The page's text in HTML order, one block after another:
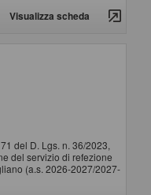
Visualizza scheda
del D. Lgs. n. 36/2023,
del servizio di refezione
(a.s. 2026-2027/2027-